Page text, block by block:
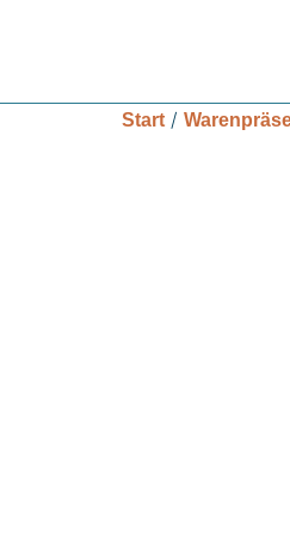
Start /